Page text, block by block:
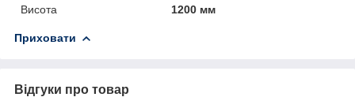
Висота
1200 мм
Приховати
Відгуки про товар